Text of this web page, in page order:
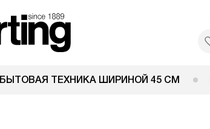
БЫТОВАЯ ТЕХНИКА ШИРИНОЙ 45 СМ